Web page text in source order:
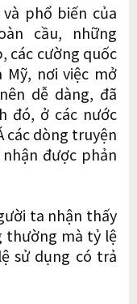
phổ biến của
cầu, những
các cường quốc
nơi việc mở
dễ dàng, đã
đó, ở các nước
các dòng truyện
được phản
ta nhận thấy
thường mà tỷ lệ
sử dụng có trả